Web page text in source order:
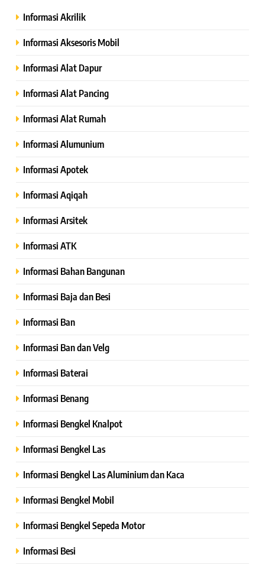
Informasi Akrilik
Informasi Aksesoris Mobil
Informasi Alat Dapur
Informasi Alat Pancing
Informasi Alat Rumah
Informasi Alumunium
Informasi Apotek
Informasi Aqiqah
Informasi Arsitek
Informasi ATK
Informasi Bahan Bangunan
Informasi Baja dan Besi
Informasi Ban
Informasi Ban dan Velg
Informasi Baterai
Informasi Benang
Informasi Bengkel Knalpot
Informasi Bengkel Las
Informasi Bengkel Las Aluminium dan Kaca
Informasi Bengkel Mobil
Informasi Bengkel Sepeda Motor
Informasi Besi